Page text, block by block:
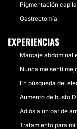
Pigmentación
Gastrectomía
EXPERIENCIAS
Marcaje abdominal
Nunca me sentí
En búsqueda del
Aumento de busto
Adiós a un par de
Tratamiento para